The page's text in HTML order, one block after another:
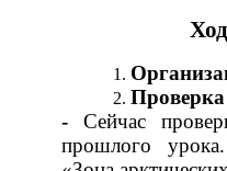
-Сейчас
прошлого